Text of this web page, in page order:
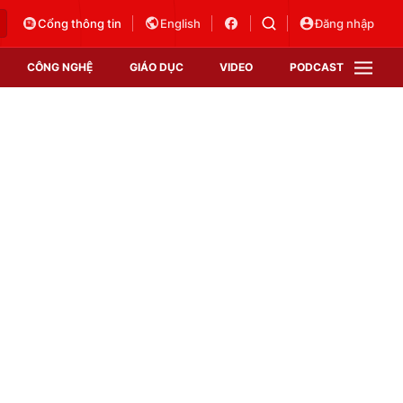
Cổng thông tin English Đăng nhập
CÔNG NGHỆ GIÁO DỤC VIDEO PODCAST